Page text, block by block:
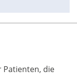
Patienten, die